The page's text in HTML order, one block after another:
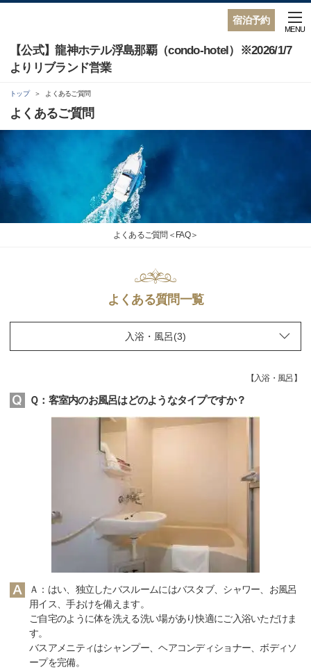
宿泊予約
【公式】龍神ホテル浮島那覇（condo-hotel）※2026/1/7
よりリブランド営業
MENU
トップ よくあるご質問
よくあるご質問
よくあるご質問＜FAQ＞
よくある質問一覧
【 入浴・風呂 】
Ｑ：客室内のお風呂はどのようなタイプですか？
Ａ：はい、独立したバスルームにはバスタブ、シャワー、お風呂
用イス、手おけを備えます。
ご自宅のように体を洗える洗い場があり快適にご入浴いただけま
す。
バスアメニティはシャンプー、ヘアコンディショナー、ボディソ
ープを完備。